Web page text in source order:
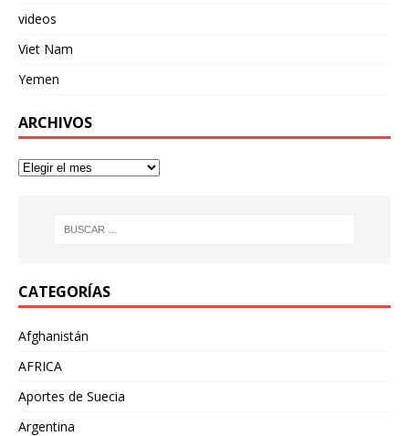
videos
Viet Nam
Yemen
ARCHIVOS
CATEGORÍAS
Afghanistán
AFRICA
Aportes de Suecia
Argentina